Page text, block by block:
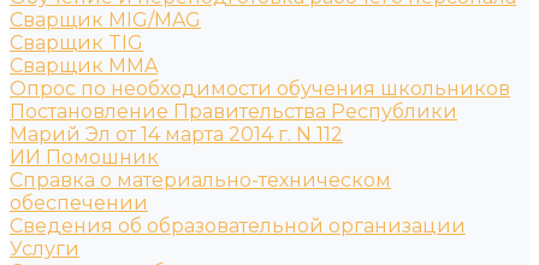
Сварщик MIG/MAG
Сварщик TIG
Сварщик MMA
Опрос по необходимости обучения школьников
Постановление Правительства Республики
Марий Эл от 14 марта 2014 г. N 112
ИИ Помошник
Справка о материально-техническом
обеспечении
Сведения об образовательной организации
Услуги